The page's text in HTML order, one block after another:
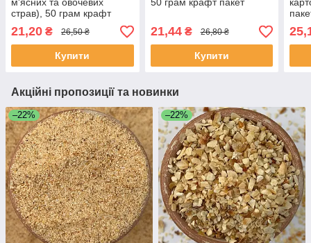
м'ясних та овочевих
страв), 50 грам крафт
пакет
21,20 ₴ 26,50 ₴
Купити
50 грам крафт пакет
21,44₴ 26,80 ₴
Купити
Акційні пропозиції та новинки
–22% –22%